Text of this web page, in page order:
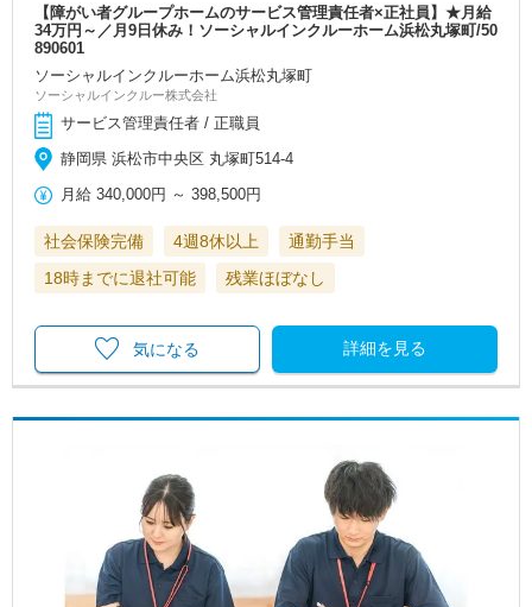
【障がい者グループホームのサービス管理責任者×正社員】★月給
34万円～／月9日休み！ソーシャルインクルーホーム浜松丸塚町/50
890601
ソーシャルインクルーホーム浜松丸塚町
ソーシャルインクルー株式会社
サービス管理責任者 / 正職員
静岡県 浜松市中央区 丸塚町514-4
月給 340,000円 ～398,500円
社会保険完備 4週8休以上
通勤手当
18時までに退社可能
残業ほぼなし
詳細を見る
気になる